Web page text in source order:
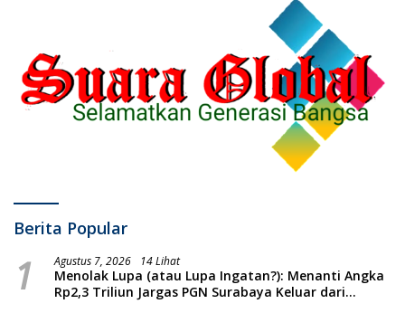
Berita Popular
1 Agustus 7, 2026 14 Lihat
Menolak Lupa (atau Lupa Ingatan?): Menanti Angka
Rp2,3 Triliun Jargas PGN Surabaya Keluar dari